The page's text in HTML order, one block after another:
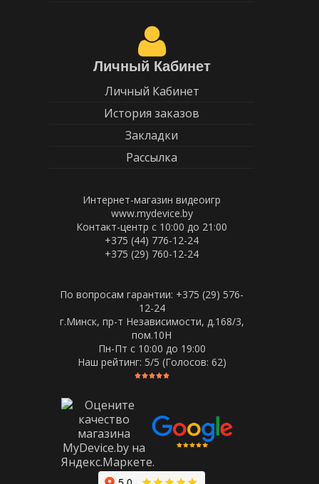
Личный Кабинет
Личный Кабинет
История заказов
Закладки
Рассылка
Интернет-магазин видеоигр
www.mydevice.by
Контакт-центр с 10:00 до 21:00
+375 (44) 776-12-24
+375 (29) 760-12-24
По вопросам гарантии: +375 (29) 576-
12-24
г.Минск, пр-т Независимости, д.168/3,
пом.10Н
Пн-Пт c 10:00 до 19:00
Наш рейтинг: 5/5 (Голосов: 62)